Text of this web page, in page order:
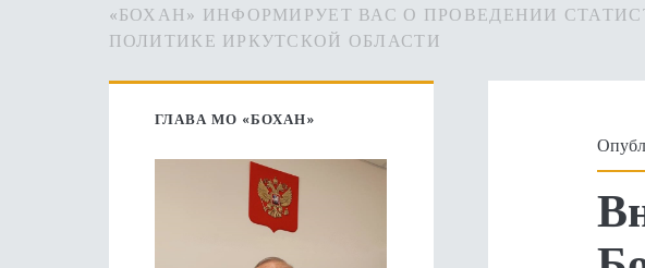
«БОХАН» ИНФОРМИРУЕТ ВАС О ПРОВЕДЕНИИ
ПОЛИТИКЕ ИРКУТСКОЙ ОБЛАСТИ
Основная
боковая
ГЛАВА МО «БОХАН»